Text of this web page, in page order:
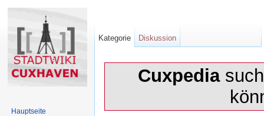
Cuxpedia
Kategorie Diskussion
Hauptseite